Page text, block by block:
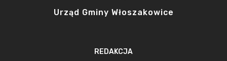
Urząd Gminy Włoszakowice
REDAKCJA